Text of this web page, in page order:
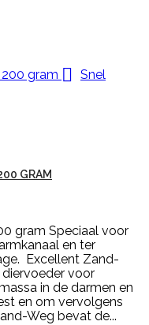

Snel
GRAM
gram Speciaal voor
en ter
Excellent Zand-
voor
in de darmen en
en om vervolgens
Weg bevat de...